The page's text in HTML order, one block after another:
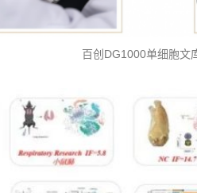
百创DG1000单细胞文